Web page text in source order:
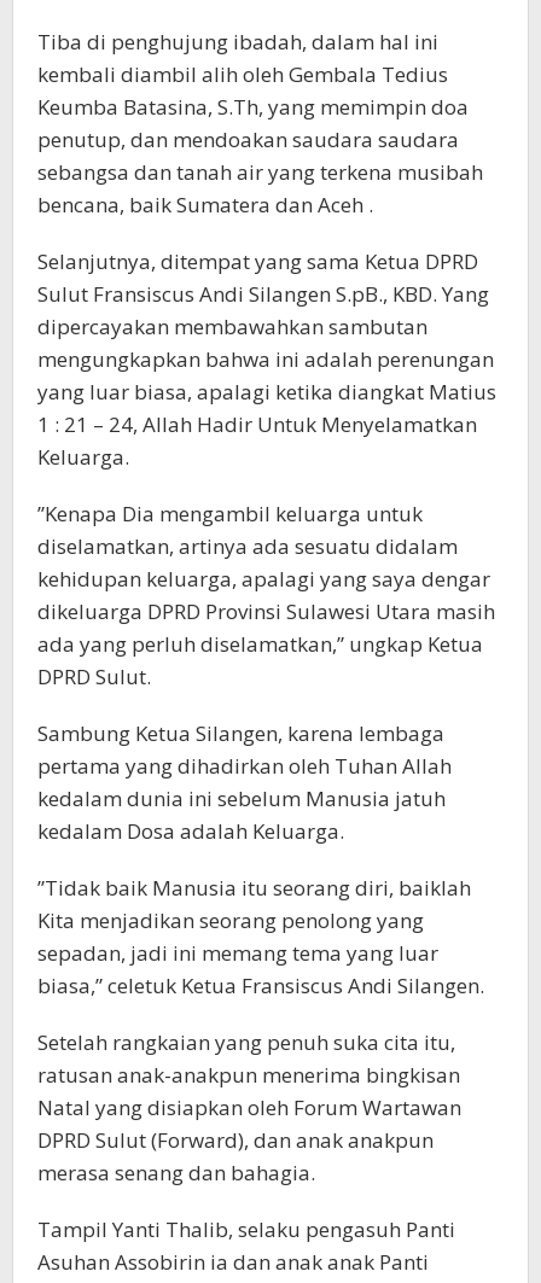
Tiba di penghujung ibadah, dalam hal ini
kembali diambil alih oleh Gembala Tedius
Keumba Batasina, S.Th, yang memimpin doa
penutup, dan mendoakan saudara saudara
sebangsa dan tanah air yang terkena musibah
bencana, baik Sumatera dan Aceh .
Selanjutnya, ditempat yang sama Ketua DPRD
Sulut Fransiscus Andi Silangen S.pB., KBD. Yang
dipercayakan membawahkan sambutan
mengungkapkan bahwa ini adalah perenungan
yang luar biasa, apalagi ketika diangkat Matius
1 : 21 – 24, Allah Hadir Untuk Menyelamatkan
Keluarga.
”Kenapa Dia mengambil keluarga untuk
diselamatkan, artinya ada sesuatu didalam
kehidupan keluarga, apalagi yang saya dengar
dikeluarga DPRD Provinsi Sulawesi Utara masih
ada yang perluh diselamatkan,” ungkap Ketua
DPRD Sulut.
Sambung Ketua Silangen, karena lembaga
pertama yang dihadirkan oleh Tuhan Allah
kedalam dunia ini sebelum Manusia jatuh
kedalam Dosa adalah Keluarga.
”Tidak baik Manusia itu seorang diri, baiklah
Kita menjadikan seorang penolong yang
sepadan, jadi ini memang tema yang luar
biasa,” celetuk Ketua Fransiscus Andi Silangen.
Setelah rangkaian yang penuh suka cita itu,
ratusan anak-anakpun menerima bingkisan
Natal yang disiapkan oleh Forum Wartawan
DPRD Sulut (Forward), dan anak anakpun
merasa senang dan bahagia.
Tampil Yanti Thalib, selaku pengasuh Panti
Asuhan Assobirin ia dan anak anak Panti